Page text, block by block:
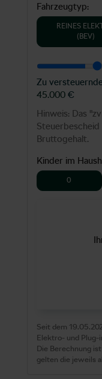
Fahrzeugtyp:
REINES
(BEV)
Zu
45.000 €
Hinweis: Das
Bruttogehalt.
Kinder im
0
Seit dem
Elektro- und
Die Berechnung
gelten die jeweils